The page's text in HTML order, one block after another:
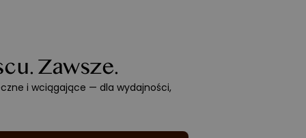
Zawsze.
i wciągające — dla wydajności,